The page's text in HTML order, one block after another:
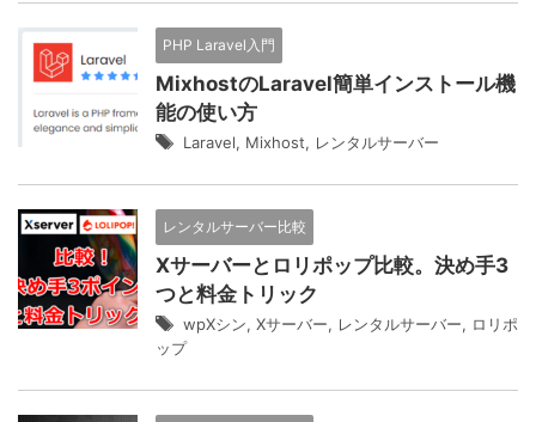
PHP Laravel入門
MixhostのLaravel簡単インストール機
能の使い方
Laravel, Mixhost, レンタルサーバー
レンタルサーバー比較
Xサーバーとロリポップ比較。決め手3
つと料金トリック
wpXシン, Xサーバー, レンタルサーバー, ロリポ
ップ